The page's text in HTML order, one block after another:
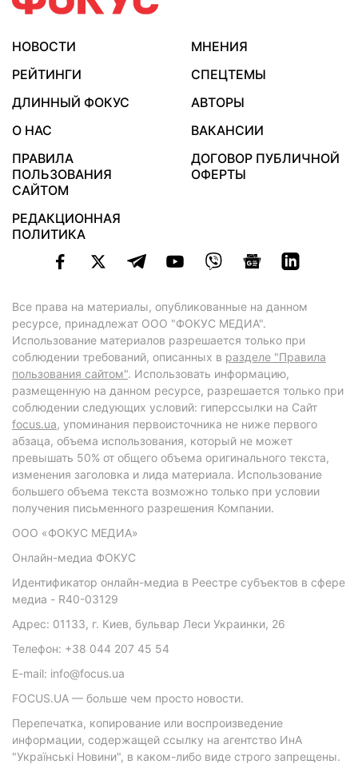
НОВОСТИ
МНЕНИЯ
РЕЙТИНГИ
СПЕЦТЕМЫ
ДЛИННЫЙ ФОКУС
АВТОРЫ
О НАС
ВАКАНСИИ
ПРАВИЛА
ПОЛЬЗОВАНИЯ
САЙТОМ
ДОГОВОР ПУБЛИЧНОЙ
ОФЕРТЫ
РЕДАКЦИОННАЯ
ПОЛИТИКА
Все права на материалы, опубликованные на данном
ресурсе, принадлежат ООО "ФОКУС МЕДИА".
Использование материалов разрешается только при
соблюдении требований, описанных в разделе "Правила
пользования сайтом". Использовать информацию,
размещенную на данном ресурсе, разрешается только при
соблюдении следующих условий: гиперссылки на Сайт
focus.ua, упоминания первоисточника не ниже первого
абзаца, объема использования, который не может
превышать 50% от общего объема оригинального текста,
изменения заголовка и лида материала. Использование
большего объема текста возможно только при условии
получения письменного разрешения Компании.
ООО «ФОКУС МЕДИА»
Онлайн-медиа ФОКУС
Идентификатор онлайн-медиа в Реестре субъектов в сфере
медиа - R40-03129
Адрес: 01133, г. Киев, бульвар Леси Украинки, 26
Телефон: +38 044 207 45 54
E-mail: info@focus.ua
FOCUS.UA — больше чем просто новости.
Перепечатка, копирование или воспроизведение
информации, содержащей ссылку на агентство ИнА
"Українські Новини", в каком-либо виде строго запрещены.